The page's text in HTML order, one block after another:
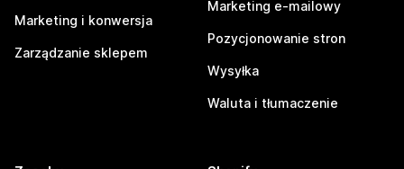
Marketing i konwersja
Zarządzanie sklepem
Marketing e-mailowy
Pozycjonowanie stron
Wysyłka
Waluta i tłumaczenie